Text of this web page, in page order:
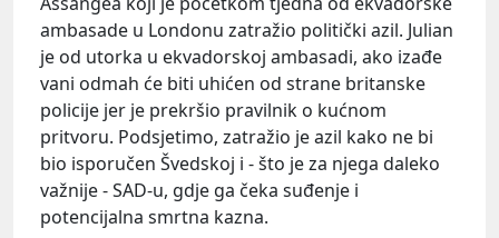
ambasade u Londonu zatražio politički azil. Julian
je od utorka u ekvadorskoj ambasadi, ako izađe
vani odmah će biti uhićen od strane britanske
policije jer je prekršio pravilnik o kućnom
pritvoru. Podsjetimo, zatražio je azil kako ne bi
bio isporučen Švedskoj i - što je za njega daleko
važnije - SAD-u, gdje ga čeka suđenje i
potencijalna smrtna kazna.